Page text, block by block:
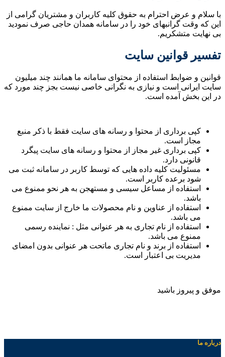
با سلام و عرض احترام به حقوق کلیه کاربران و مشتریان گرامی از
این که وقت گرانبهای خود را در سامانه همدان حاجی صرف نمودید
بی نهایت متشکریم.
تفسیر قوانین سایت
قوانین و ضوابط استفاده از محتوای سامانه ما همانند چند میلیون
سایت ایرانی است و نیازی به نگرانی خاصی نیست بجز چند مورد که
در این بخش آمده است.
کپی برداری از محتوا و رسانه های سایت فقط با ذکر منبع
مجاز است.
کپی برداری غیر مجاز از محتوا و رسانه های سایت پیگرد
قانونی دارد.
مسئولیت کلیه داده هایی که توسط کاربر در سامانه ثبت می
شود برعده کاربر است.
استفاده از مساعل سیسی و مستهجن به هر نحو ممنوع می
باشد.
استفاده از عناوین و نام محصولات ما خارج از سایت ممنوع
می باشد.
استفاده از نام تجاری به هر عنوانی مثل : نماینده رسمی
ممنوع می باشد.
استفاده از برند و نام تجاری ماتحت هر عنوانی بدون امضای
مدیریت بی اعتبار است.
موفق و پیروز باشید
درباره ما